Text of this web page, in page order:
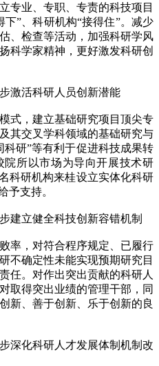
专业、专职、专责的科技项目
”、科研机构“接得住”。减少
、检查等活动，加强科研学风
科学家精神，更好激发科研创
活科研人员创新潜能
，建立基础研究项目顶尖专
其交叉学科领域的基础研究与
研”等有利于促进科技成果转
所以市场为导向开展技术研
科研机构来桂设立实体化科研
予支持。
立健全科技创新容错机制
，对符合程序规定、已履行
不确定性未能实现预期研究目
任。对作出突出贡献的科研人
取得突出业绩的管理干部，同
新、善于创新、乐于创新的良
化科研人才发展体制机制改